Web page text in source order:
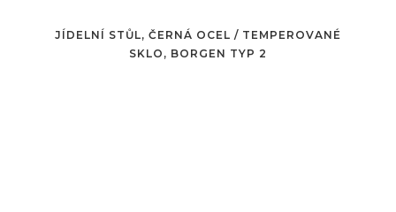
JÍDELNÍ STŮL, ČERNÁ OCEL / TEMPEROVANÉ
SKLO, BORGEN TYP 2